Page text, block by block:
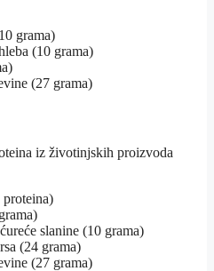
grama)
(10 grama)
(27 grama)
iz životinjskih proizvoda
slanine (10 grama)
(24 grama)
(27 grama)